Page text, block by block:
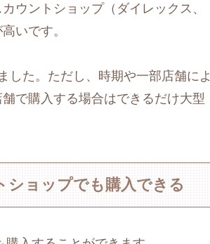
ウントショップ（ダイレックス、
いです。
した。ただし、時期や一部店舗によ
で購入する場合はできるだけ大型
ョップでも購入できる